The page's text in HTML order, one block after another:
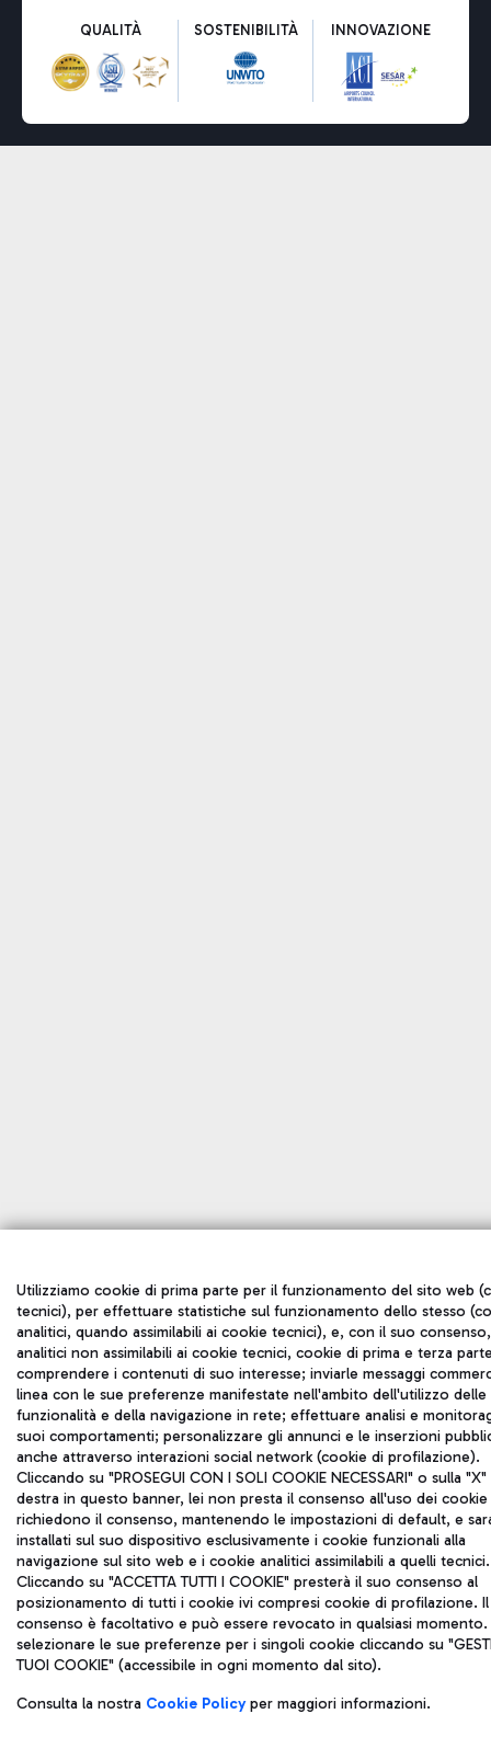
QUALITÀ SOSTENIBILITÀ INNOVAZIONE
Utilizziamo cookie di prima parte per il funzionamento del sito web
tecnici), per effettuare statistiche sul funzionamento dello stesso
analitici, quando assimilabili ai cookie tecnici), e, con il suo
analitici non assimilabili ai cookie tecnici, cookie di prima e terza
comprendere i contenuti di suo interesse; inviarle messaggi
linea con le sue preferenze manifestate nell'ambito dell'utilizzo delle
funzionalità e della navigazione in rete; effettuare analisi e
suoi comportamenti; personalizzare gli annunci e le inserzioni
anche attraverso interazioni social network (cookie di profilazione).
Cliccando su "PROSEGUI CON I SOLI COOKIE NECESSARI" o sulla
destra in questo banner, lei non presta il consenso all'uso dei
richiedono il consenso, mantenendo le impostazioni di default, e
installati sul suo dispositivo esclusivamente i cookie funzionali alla
navigazione sul sito web e i cookie analitici assimilabili a quelli tecnici.
Cliccando su "ACCETTA TUTTI I COOKIE" presterà il suo consenso al
posizionamento di tutti i cookie ivi compresi cookie di profilazione. Il
consenso è facoltativo e può essere revocato in qualsiasi
selezionare le sue preferenze per i singoli cookie cliccando su
TUOI COOKIE" (accessibile in ogni momento dal sito).
Consulta la nostra Cookie Policyper maggiori informazioni.